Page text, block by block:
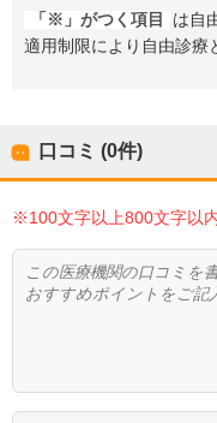
「※」がつく項目
は自
適用制限により自由診療
口コミ (0件)
※100文字以上800文字以